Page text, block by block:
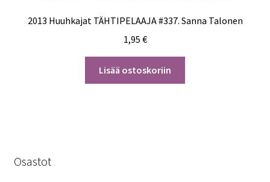
2013 Huuhkajat TÄHTIPELAAJA #337. Sanna Talonen
1,95 €
Lisää ostoskoriin
Osastot